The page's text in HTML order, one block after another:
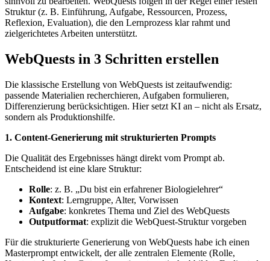
Struktur (z. B. Einführung, Aufgabe, Ressourcen, Prozess,
Reflexion, Evaluation), die den Lernprozess klar rahmt und
zielgerichtetes Arbeiten unterstützt.
WebQuests in 3 Schritten erstellen
Die klassische Erstellung von WebQuests ist zeitaufwendig:
passende Materialien recherchieren, Aufgaben formulieren,
Differenzierung berücksichtigen. Hier setzt KI an – nicht als Ersatz,
sondern als Produktionshilfe.
1. Content-Generierung mit strukturierten Prompts
Die Qualität des Ergebnisses hängt direkt vom Prompt ab.
Entscheidend ist eine klare Struktur:
Rolle: z. B. „Du bist ein erfahrener Biologielehrer“
Kontext: Lerngruppe, Alter, Vorwissen
Aufgabe: konkretes Thema und Ziel des WebQuests
Outputformat: explizit die WebQuest-Struktur vorgeben
Für die strukturierte Generierung von WebQuests habe ich einen
Masterprompt entwickelt, der alle zentralen Elemente (Rolle,